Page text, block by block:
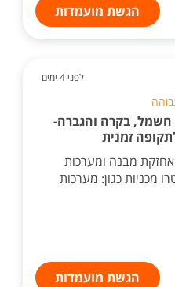
הגשת מועמדות
לפני 4 ימים
חשמל, בקרה והגברה-
זמנית
אחזקת מבנה ומערכות
מכניות כגון: מערכות
הגשת מועמדות